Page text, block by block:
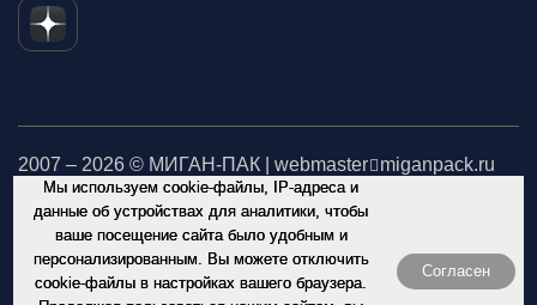
Мы используем cookie-файлы, IP-адреса и
данные об устройствах для аналитики, чтобы
ваше посещение сайта было удобным и
персонализированным. Вы можете отключить
cookie-файлы в настройках вашего браузера.
Согласен
2007 – 2026 © МИГАН-ПАК | webmaster miganpack.ru
Не является публичной офертой. Обращаем Ваше внимание
на то, что данный интернет-сайт носит исключительно
информационный характер и ни при каких условиях
информационные материалы и цены, размещенные на сайте,